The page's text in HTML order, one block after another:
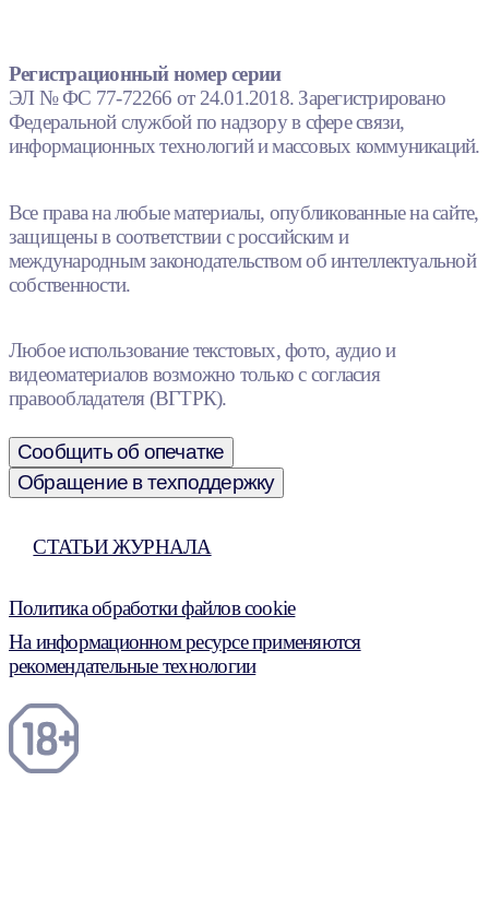
Регистрационный номер серии
ЭЛ № ФС 77-72266 от 24.01.2018. Зарегистрировано
Федеральной службой по надзору в сфере связи,
информационных технологий и массовых коммуникаций.
Все права на любые материалы, опубликованные на сайте,
защищены в соответствии с российским и
международным законодательством об интеллектуальной
собственности.
Любое использование текстовых, фото, аудио и
видеоматериалов возможно только с согласия
правообладателя (ВГТРК).
Сообщить об опечатке
Обращение в техподдержку
СТАТЬИ ЖУРНАЛА
Политика обработки файлов cookie
На информационном ресурсе применяются
рекомендательные технологии